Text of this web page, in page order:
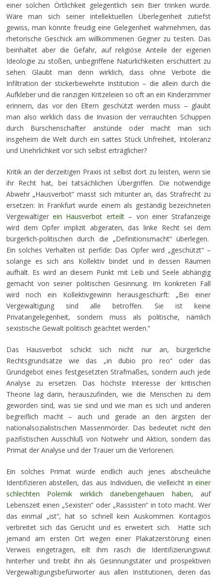
einer solchen Örtlichkeit gelegentlich sein Bier trinken würde.
Wäre man sich seiner intellektuellen Überlegenheit zutiefst
gewiss, man könnte freudig eine Gelegenheit wahrnehmen, das
rhetorische Geschick am willkommenen Gegner zu testen. Das
beinhaltet aber die Gefahr, auf religiöse Anteile der eigenen
Ideologie zu stoßen, unbegriffene Natürlichkeiten erschüttert zu
sehen. Glaubt man denn wirklich, dass ohne Verbote die
Infiltration der stickerbewehrte Institution – die allein durch die
Aufkleber und die ranzigen Kritzeleien so oft an ein Kinderzimmer
erinnern, das vor den Eltern geschützt werden muss – glaubt
man also wirklich dass die Invasion der verrauchten Schuppen
durch Burschenschafter anstünde oder macht man sich
insgeheim die Welt durch ein sattes Stück Unfreiheit, Intoleranz
und Unehrlichkeit vor sich selbst erträglicher?
Kritik an der derzeitigen Praxis ist selbst dort zu leisten, wenn sie
ihr Recht hat, bei tatsächlichen Übergriffen. Die notwendige
Abwehr „Hausverbot“ masst sich mitunter an, das Strafrecht zu
ersetzen: In Frankfurt wurde einem als geständig bezeichneten
Vergewaltigerein Hausverbot erteilt– von einer Strafanzeige
wird dem Opfer implizit abgeraten, das linke Recht sei dem
bürgerlich-politischen durch die „Definitionsmacht“ überlegen.
Ein solches Verhalten ist perfide: Das Opfer wird „geschützt“ –
solange es sich ans Kollektiv bindet und in dessen Räumen
aufhält. Es wird an diesem Punkt mit Leib und Seele abhängig
gemacht von seiner politischen Gesinnung. Im konkreten Fall
wird noch ein Kollektivgewinn herausgeschürft: „Bei einer
Vergewaltigung sind alle betroffen. Sie ist keine
Privatangelegenheit, sondern muss als politische, nämlich
sexistische Gewalt politisch geächtet werden.“
Das Hausverbot schickt sich nicht nur an, bürgerliche
Rechtsgrundsätze wie das „in dubio pro reo“ oder das
Grundgebot eines festgesetzten Strafmaßes, sondern auch jede
Analyse zu ersetzen. Das höchste Interesse der kritischen
Theorie lag darin, herauszufinden, wie die Menschen zu dem
geworden sind, was sie sind und wie man es sich und anderen
begreiflich macht – auch und gerade an den ärgsten der
nationalsozialistischen Massenmörder. Das bedeutet nicht den
pazifistischen Ausschluß von Notwehr und Aktion, sondern das
Primat der Analyse und der Trauer um die Verlorenen.
Ein solches Primat würde endlich auch jenes abscheuliche
Identifizieren abstellen, das aus Individuen, die vielleicht in einer
schlechten Polemik wirklich danebengehauen haben, auf
Lebenszeit einen „Sexisten“ oder „Rassisten“ in toto macht. Wer
das einmal „ist“, hat so schnell kein Auskommen. Kontagiös
verbreitet sich das Gerücht und es erweitert sich. Hatte sich
jemand am ersten Ort wegen einer Plakatzerstörung einen
Verweis eingetragen, eilt ihm rasch die Identifizierungswut
hinterher und treibt ihn als Gesinnungstäter und prospektiven
Vergewaltigungsbefürworter aus allen Institutionen, deren das